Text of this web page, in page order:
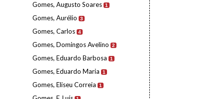
Gomes, Augusto Soares 1
Gomes, Aurélio 3
Gomes, Carlos 4
Gomes, Domingos Avelino 2
Gomes, Eduardo Barbosa 1
Gomes, Eduardo Maria 1
Gomes, Eliseu Correia 1